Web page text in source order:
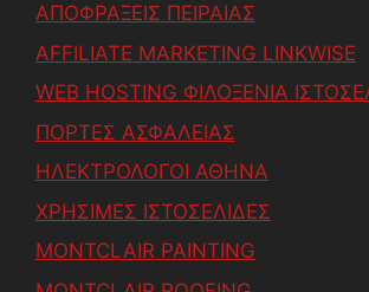
ΑΠΟΦΡΑΞΕΙΣ ΠΕΙΡΑΙΑΣ
AFFILIATE MARKETING LINKWISE
WEB HOSTING ΦΙΛΟΞΕΝΙΑ
ΠΟΡΤΕΣ ΑΣΦΑΛΕΙΑΣ
ΗΛΕΚΤΡΟΛΟΓΟΙ ΑΘΗΝΑ
ΧΡΗΣΙΜΕΣ ΙΣΤΟΣΕΛΙΔΕΣ
MONTCLAIR PAINTING